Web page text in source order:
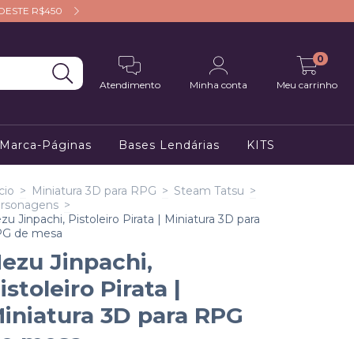
R$450
Atendimento Minha conta Meu carrinho
0
Páginas Bases Lendárias KITS
> Miniatura 3D para RPG > Steam Tatsu >
>
Jinpachi, Pistoleiro Pirata | Miniatura 3D para
de mesa
Jinpachi,
Pirata |
3D para RPG